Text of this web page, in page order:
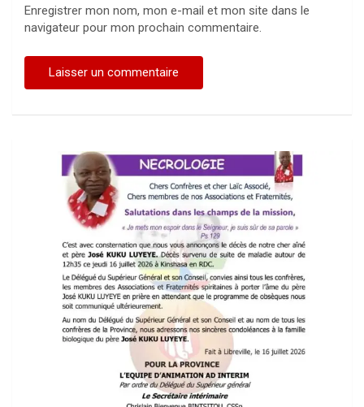
Enregistrer mon nom, mon e-mail et mon site dans le
navigateur pour mon prochain commentaire.